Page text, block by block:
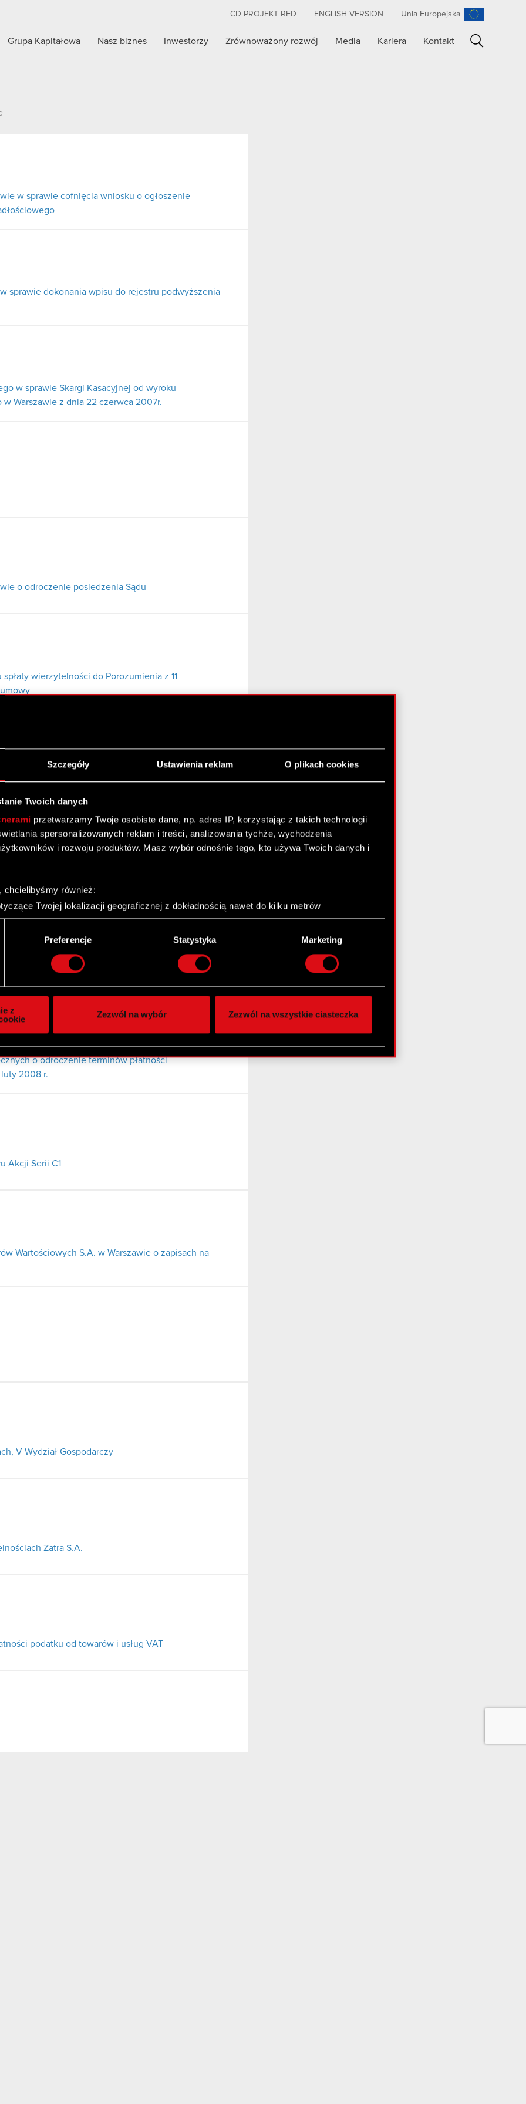
Szczegóły Ustawienia reklam O plikach cookies
Twoich danych
przetwarzamy Twoje osobiste dane, np. adres IP, korzystając z takich technologii
spersonalizowanych reklam i treści, analizowania tychże, wychodzenia
i rozwoju produktów. Masz wybór odnośnie tego, kto używa Twoich danych i
chcielibyśmy również:
Twojej lokalizacji geograficznej z dokładnością nawet do kilku metrów
urządzenie, aktywnie analizując charakteryzującego je zbiory danych (fingerprinting,
tego, jak Twoje osobiste dane są przetwarzane oraz ustaw własne preferencje w
cookie możesz zmienić lub wycofać swoją zgodę w dowolnej chwili.
do spersonalizowania treści i reklam, aby oferować funkcje społecznościowe i
i analitycznym. Partnerzy mogą połączyć te informacje z innymi danymi
podczas korzystania z ich usług. Kontynuując korzystanie z naszej witryny,
cookie.
Preferencje Statystyka Marketing
z
Zezwól na wybór Zezwól na wszystkie ciasteczka
CD PROJEKT RED ENGLISH VERSION Unia Europejska
Grupa Kapitałowa Nasz biznes Inwestorzy Zrównoważony rozwój Media Kariera Kontakt
w sprawie cofnięcia wniosku o ogłoszenie
sprawie dokonania wpisu do rejestru podwyższenia
w sprawie Skargi Kasacyjnej od wyroku
Warszawie z dnia 22 czerwca 2007r.
o odroczenie posiedzenia Sądu
wierzytelności do Porozumienia z 11
Komornika Sądowego przy Sądzie Rejonowym
na rzecz Optimus S.A.
o odroczenie terminów płatności
luty 2008 r.
Akcji Serii C1
Wartościowych S.A. w Warszawie o zapisach na
V Wydział Gospodarczy
Zatra S.A.
podatku od towarów i usług VAT